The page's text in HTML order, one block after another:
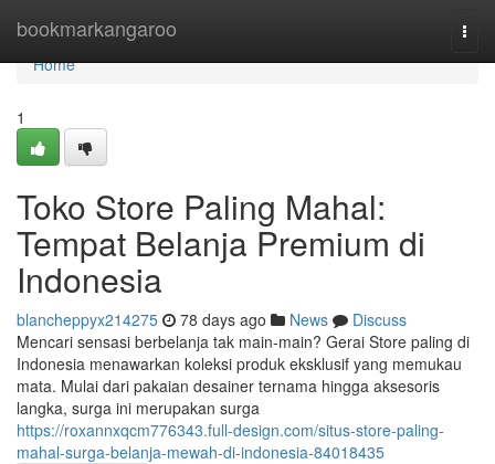
bookmarkangaroo
Home
Home
1
Toko Store Paling Mahal:
Tempat Belanja Premium di
Indonesia
blancheppyx214275 78 days ago News
Discuss
Mencari sensasi berbelanja tak main-main? Gerai Store paling di
Indonesia menawarkan koleksi produk eksklusif yang memukau
mata. Mulai dari pakaian desainer ternama hingga aksesoris
langka, surga ini merupakan surga
https://roxannxqcm776343.full-design.com/situs-store-paling-
mahal-surga-belanja-mewah-di-indonesia-84018435